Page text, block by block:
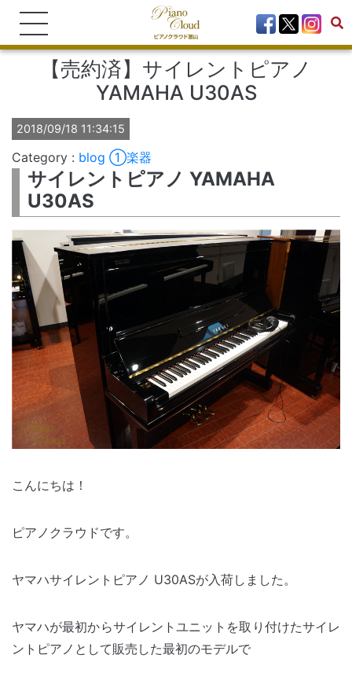
【売約済】サイレントピアノ
YAMAHA U30AS
2018/09/18 11:34:15
blog ①楽器
サイレントピアノ YAMAHA
U30AS
こんにちは！
ピアノクラウドです。
ヤマハサイレントピアノ U30ASが入荷しました。
ヤマハが最初からサイレントユニットを取り付けたサイレ
ントピアノとして販売した最初のモデルで